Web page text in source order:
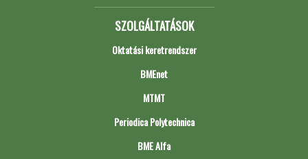
SZOLGÁLTATÁSOK
Oktatási keretrendszer
BMEnet
MTMT
Periodica Polytechnica
BME Alfa